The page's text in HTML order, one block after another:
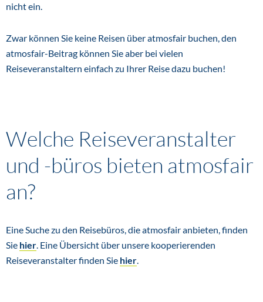
nicht ein.
Zwar können Sie keine Reisen über atmosfair buchen, den
atmosfair-Beitrag können Sie aber bei vielen
Reiseveranstaltern einfach zu Ihrer Reise dazu buchen!
Welche Reiseveranstalter
und -büros bieten atmosfair
an?
Eine Suche zu den Reisebüros, die atmosfair anbieten, finden
Sie hier. Eine Übersicht über unsere kooperierenden
Reiseveranstalter finden Sie hier.